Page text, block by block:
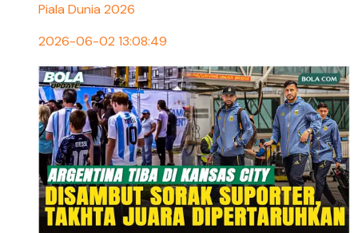
Piala Dunia 2026
2026-06-02 13:08:49